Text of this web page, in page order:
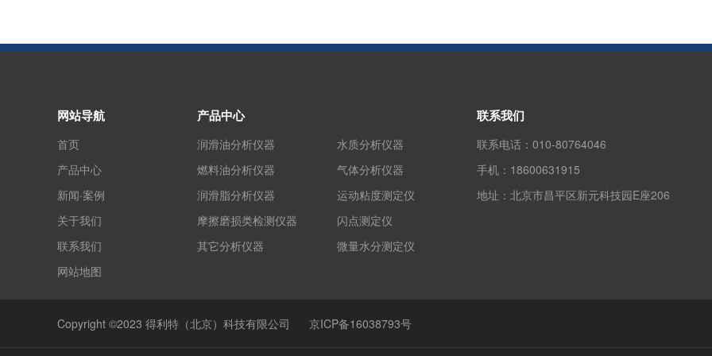
网站导航
首页
产品中心
新闻·案例
关于我们
联系我们
网站地图
产品中心
润滑油分析仪器
燃料油分析仪器
润滑脂分析仪器
摩擦磨损类检测仪器
其它分析仪器
水质分析仪器
气体分析仪器
运动粘度测定仪
闪点测定仪
微量水分测定仪
联系我们
联系电话： 010-80764046
手机： 18600631915
地址： 北京市昌平区新元科技园E座206
Copyright ©2023 得利特（北京）科技有限公司 京ICP备16038793号